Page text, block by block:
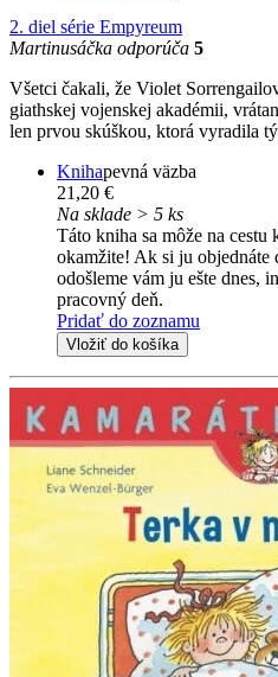
2. diel série Empyreum
Martinusáčka odporúča 5
Všetci čakali, že Violet
giathskej vojenskej akadémii,
len prvou skúškou, ktorá vyradila
Knihapevná väzba
21,20 €
Na sklade > 5 ks
Táto kniha sa môže na
okamžite! Ak si ju objednáte
odošleme vám ju ešte dnes,
pracovný deň.
Pridať do zoznamu
Vložiť do košíka